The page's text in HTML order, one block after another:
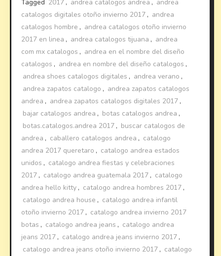
Tagged 2017 , andrea catalogos andrea , andrea
catalogos digitales otoño invierno 2017 , andrea
catalogos hombre , andrea catalogos otoño invierno
2017 en linea , andrea catalogos tijuana , andrea
com mx catalogos , andrea en el nombre del diseño
catalogos , andrea en nombre del diseño catalogos ,
andrea shoes catalogos digitales , andrea verano ,
andrea zapatos catalogo , andrea zapatos catalogos
andrea , andrea zapatos catalogos digitales 2017 ,
bajar catalogos andrea , botas catalogos andrea ,
botas.catalogos.andrea 2017 , buscar catalogos de
andrea , caballero catalogos andrea , catalogo
andrea 2017 queretaro , catalogo andrea estados
unidos , catalogo andrea fiestas y celebraciones
2017 , catalogo andrea guatemala 2017 , catalogo
andrea hello kitty , catalogo andrea hombres 2017 ,
catalogo andrea house , catalogo andrea infantil
otoño invierno 2017 , catalogo andrea invierno 2017
botas , catalogo andrea jeans , catalogo andrea
jeans 2017 , catalogo andrea jeans invierno 2017 ,
catalogo andrea jeans otoño invierno 2017 , catalogo